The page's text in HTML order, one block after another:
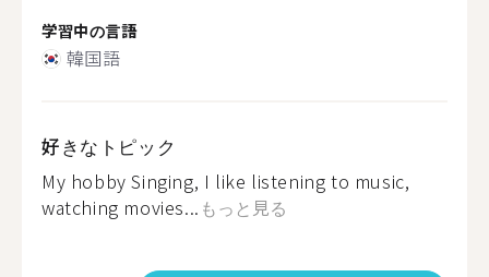
学習中の言語
韓国語
好きなトピック
My hobby Singing, I like listening to music,
watching movies... もっと見る